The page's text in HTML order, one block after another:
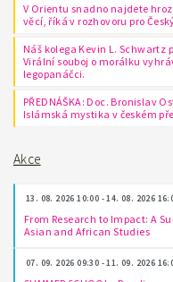
V Orientu snadno najdete
věcí, říká v rozhovoru pro
Náš kolega Kevin L. Schwartz
Virální souboj o morálku
legopanáčci.
PŘEDNÁŠKA: Doc. Bronislav
Islámská mystika v českém
Akce
13. 08. 2026 10:00 - 14. 08. 2026
From Research to Impact: A
Asian and African Studies
07. 09. 2026 09:30 - 11. 09. 2026